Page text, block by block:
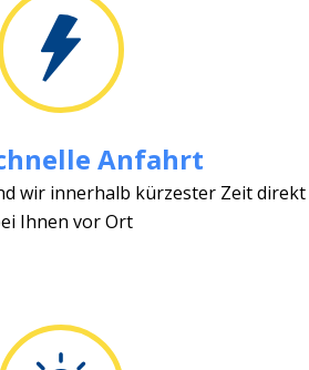
Anfahrt
wir innerhalb kürzester Zeit direkt
Ihnen vor Ort